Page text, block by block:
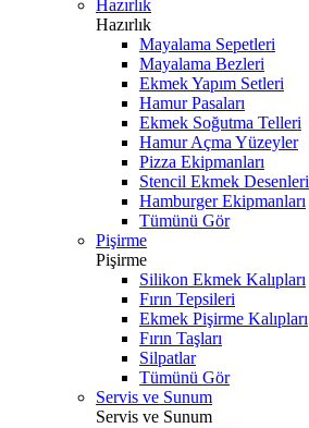
Hazırlık
Hazırlık
Mayalama Sepetleri
Mayalama Bezleri
Ekmek Yapım Setleri
Hamur Pasaları
Ekmek Soğutma Telleri
Hamur Açma Yüzeyler
Pizza Ekipmanları
Stencil Ekmek Desenleri
Hamburger Ekipmanları
Tümünü Gör
Pişirme
Pişirme
Silikon Ekmek Kalıpları
Fırın Tepsileri
Ekmek Pişirme Kalıpları
Fırın Taşları
Silpatlar
Tümünü Gör
Servis ve Sunum
Servis ve Sunum